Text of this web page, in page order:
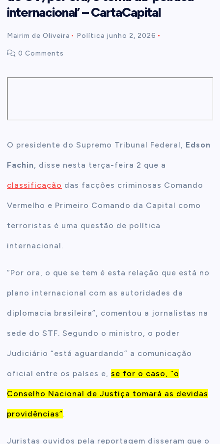
internacional’ – CartaCapital
Mairim de Oliveira Política junho 2, 2026
0 Comments
O presidente do Supremo Tribunal Federal, Edson
Fachin , disse nesta terça-feira 2 que a
classificação das facções criminosas Comando
Vermelho e Primeiro Comando da Capital como
terroristas é uma questão de política
internacional.
“Por ora, o que se tem é esta relação que está no
plano internacional com as autoridades da
diplomacia brasileira”, comentou a jornalistas na
sede do STF. Segundo o ministro, o poder
Judiciário “está aguardando” a comunicação
oficial entre os países e,se for o caso, “o
Conselho Nacional de Justiça tomará as devidas
providências”.
Juristas ouvidos pela reportagem disseram que o